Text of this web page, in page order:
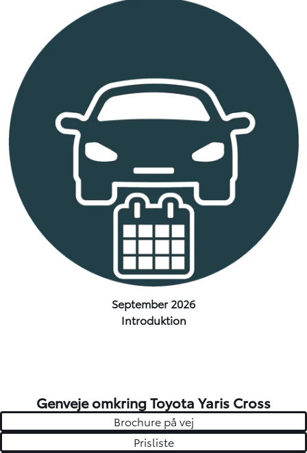
September 2026
Introduktion
Genveje omkring Toyota Yaris Cross
Brochure på vej
Prisliste